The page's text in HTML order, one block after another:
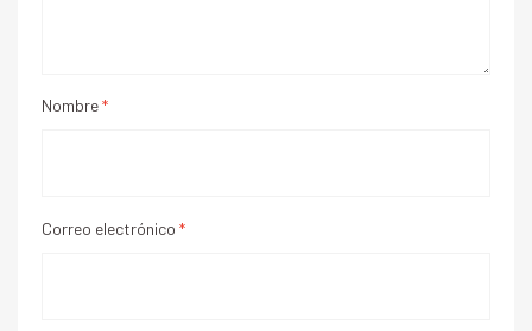
Nombre*
Correo electrónico *